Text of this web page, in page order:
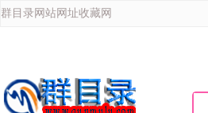
群目录网站网址收藏网